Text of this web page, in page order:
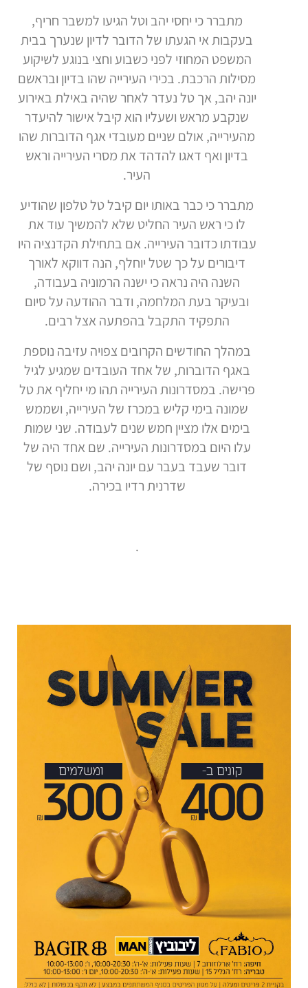
מתברר כי יחסי יהב וטל הגיעו למשבר חריף,
בעקבות אי הגעתו של הדובר לדיון שנערך בבית
המשפט המחוזי לפני כשבוע וחצי בנוגע לשיקוע
מסילות הרכבת. בכירי העירייה שהו בדיון ובראשם
יונה יהב, אך טל נעדר לאחר שהיה באילת באירוע
שנקבע מראש ושעליו הוא קיבל אישור להיעדר
מהעירייה, אולם שניים מעובדי אגף הדוברות שהו
בדיון ואף דאגו להדהד את מסרי העירייה וראש
העיר.
מתברר כי כבר באותו יום קיבל טל טלפון שהודיע
לו כי ראש העיר החליט שלא להמשיך עוד את
עבודתו כדובר העירייה. אם בתחילת הקדנציה היו
דיבורים על כך שטל יוחלף, הנה דווקא לאורך
השנה היה נראה כי ישנה הרמוניה בעבודה,
ובעיקר בעת המלחמה, ודבר ההודעה על סיום
התפקיד התקבל בהפתעה אצל רבים.
במהלך החודשים הקרובים צפויה עזיבה נוספת
באגף הדוברות, של אחד העובדים שמגיע לגיל
פרישה. במסדרונות העירייה תהו מי יחליף את טל
שמונה בימי קליש במכרז של העירייה, ושממש
בימים אלו מציין חמש שנים לעבודה. שני שמות
עלו היום במסדרונות העירייה. שם אחד היה של
דובר שעבד בעבר עם יונה יהב, ושם נוסף של
שדרנית רדיו בכירה.
.